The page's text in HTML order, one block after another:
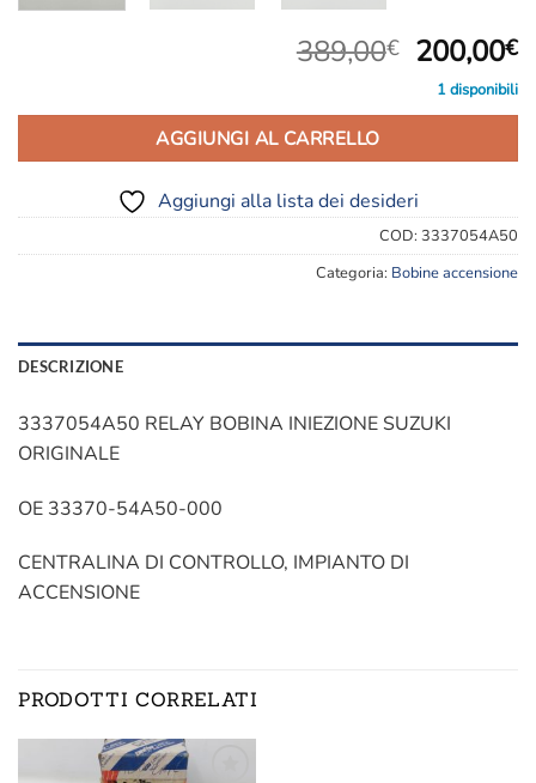
389,00€ Il
prezzo
originale
389,00€.
200,00€Il
1 disponibili
AGGIUNGI AL CARRELLO
Aggiungi alla lista dei desideri
COD: 3337054A50
Categoria: Bobine accensione
DESCRIZIONE
3337054A50 RELAY BOBINA INIEZIONE SUZUKI
ORIGINALE
OE 33370-54A50-000
CENTRALINA DI CONTROLLO, IMPIANTO DI
ACCENSIONE
PRODOTTI CORRELATI